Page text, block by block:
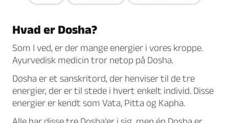
Hvad er Dosha?
Som I ved, er der mange energier i vores kroppe.
Ayurvedisk medicin tror netop på Dosha.
Dosha er et sanskritord, der henviser til de tre
energier, der er til stede i hvert enkelt individ. Disse
energier er kendt som Vata, Pitta og Kapha.